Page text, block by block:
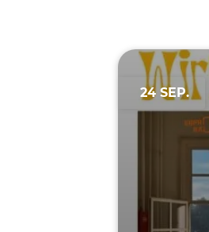
24 SEP.